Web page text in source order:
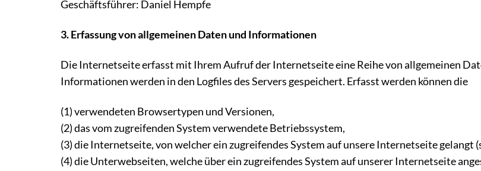
Geschäftsführer: Daniel Hempfe
3. Erfassung von allgemeinen Daten und Informationen
Die Internetseite erfasst mit Ihrem Aufruf der Internetseite eine Reihe von allgemeinen
Informationen werden in den Logfiles des Servers gespeichert. Erfasst werden können die
(1) verwendeten Browsertypen und Versionen,
(2) das vom zugreifenden System verwendete Betriebssystem,
(3) die Internetseite, von welcher ein zugreifendes System auf unsere Internetseite gelangt
(4) die Unterwebseiten, welche über ein zugreifendes System auf unserer Internetseite